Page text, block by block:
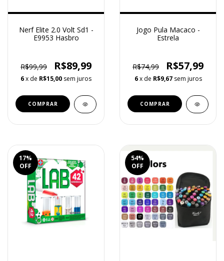
Nerf Elite 2.0 Volt Sd1 -
E9953 Hasbro
R$99,99 R$89,99
6x de R$15,00 sem juros
Jogo Pula Macaco -
Estrela
R$74,99 R$57,99
6 x de R$9,67 sem juros
17%
OFF
54%
OFF